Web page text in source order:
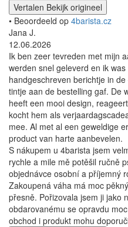
Vertalen Bekijk origineel
• Beoordeeld op 4barista.cz
Jana J.
12.06.2026
Ik ben zeer tevreden met mijn
werden snel geleverd en ik
handgeschreven berichtje in
tintje aan de bestelling gaf. De
heeft een mooi design,
kocht hem als
mee. Al met al een geweldige
product van harte aanbevelen.
S nákupem u 4barista jsem
rychle a mile mě potěšil ručně
objednávce osobní a příjemný
Zakoupená váha má moc
přesně. Pořizovala jsem ji jako
obdarovanému se opravdu
obchod i produkt mohu